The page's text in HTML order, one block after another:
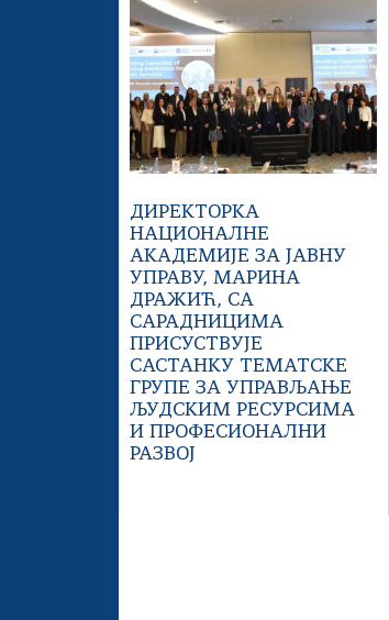
ДИРЕКТОРКА
НАЦИОНАЛНЕ
АКАДЕМИЈЕ ЗА ЈАВНУ
УПРАВУ, МАРИНА
ДРАЖИЋ, СА
САРАДНИЦИМА
ПРИСУСТВУЈЕ
САСТАНКУ ТЕМАТСКЕ
ГРУПЕ ЗА УПРАВЉАЊЕ
ЉУДСКИМ РЕСУРСИМА
И ПРОФЕСИОНАЛНИ
РАЗВОЈ